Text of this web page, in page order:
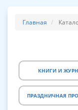
Главная
КНИГИ И
ПРАЗДНИЧНАЯ